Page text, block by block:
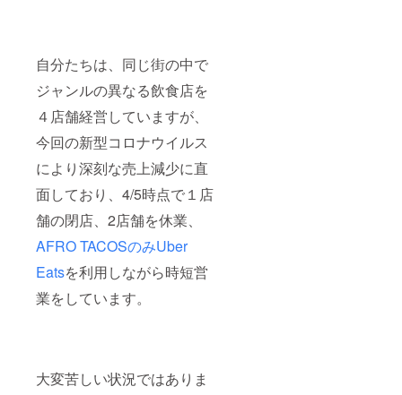
自分たちは、同じ街の中で
ジャンルの異なる飲食店を
４店舗経営していますが、
今回の新型コロナウイルス
により深刻な売上減少に直
面しており、4/5時点で１店
舗の閉店、2店舗を休業、
AFRO TACOSのみUber
Eatsを利用しながら時短営
業をしています。
大変苦しい状況ではありま